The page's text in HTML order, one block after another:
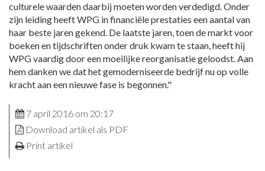
culturele waarden daarbij moeten worden verdedigd. Onder
zijn leiding heeft WPG in financiële prestaties een aantal van
haar beste jaren gekend. De laatste jaren, toen de markt voor
boeken en tijdschriften onder druk kwam te staan, heeft hij
WPG vaardig door een moeilijke reorganisatie geloodst. Aan
hem danken we dat het gemoderniseerde bedrijf nu op volle
kracht aan een nieuwe fase is begonnen."
7 april 2016 om 20:17
Download artikel als PDF
Print artikel